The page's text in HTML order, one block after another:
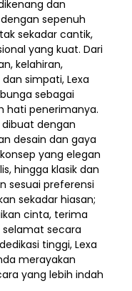
dan
sepenuh
sekadar cantik,
yang kuat. Dari
kelahiran,
simpati, Lexa
sebagai
hati penerimanya.
dengan
desain dan gaya
yang elegan
hingga klasik dan
sesuai preferensi
sekadar hiasan;
cinta, terima
secara
tinggi, Lexa
merayakan
yang lebih indah